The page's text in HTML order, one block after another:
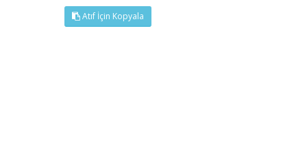
Atıf İçin Kopyala